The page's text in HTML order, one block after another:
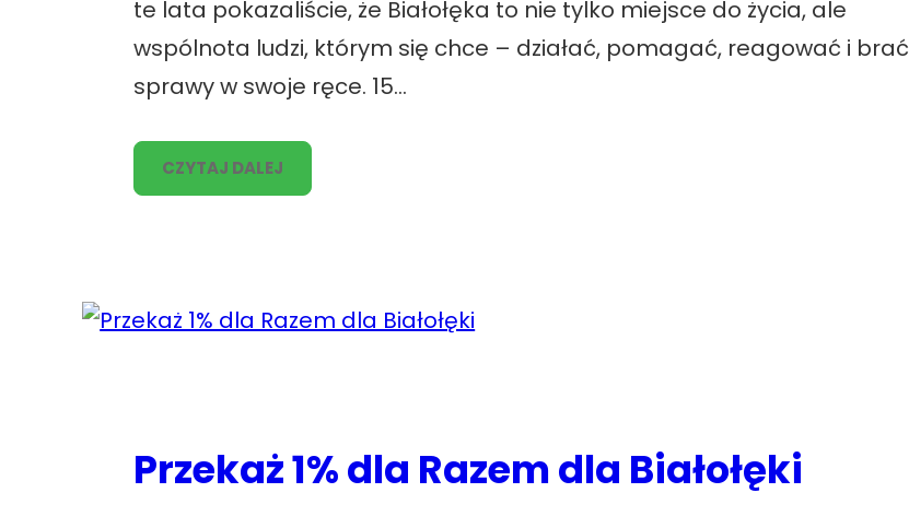
te lata pokazaliście, że Białołęka to nie tylko miejsce do życia, ale
wspólnota ludzi, którym się chce – działać, pomagać, reagować i brać
sprawy w swoje ręce. 15…
CZYTAJ DALEJ
Przekaż 1% dla Razem dla Białołęki